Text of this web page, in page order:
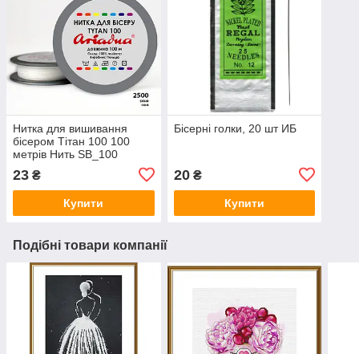
Нитка для вишивання
бісером Тітан 100 100
метрів Нить SB_100
23 ₴
Купити
Бісерні голки, 20 шт ИБ
20₴
Купити
Подібні товари компанії